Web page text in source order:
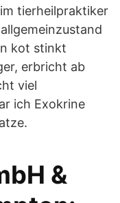
tierheilpraktiker
kot stinkt
erbricht ab
viel
ich Exokrine
&